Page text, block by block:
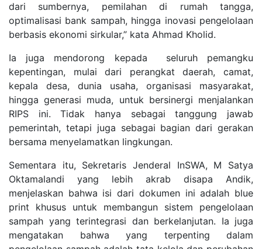
dari sumbernya, pemilahan di rumah tangga,
optimalisasi bank sampah, hingga inovasi pengelolaan
berbasis ekonomi sirkular,” kata Ahmad Kholid.
Ia juga mendorong kepada seluruh pemangku
kepentingan, mulai dari perangkat daerah, camat,
kepala desa, dunia usaha, organisasi masyarakat,
hingga generasi muda, untuk bersinergi menjalankan
RIPS ini. Tidak hanya sebagai tanggung jawab
pemerintah, tetapi juga sebagai bagian dari gerakan
bersama menyelamatkan lingkungan.
Sementara itu, Sekretaris Jenderal InSWA, M Satya
Oktamalandi yang lebih akrab disapa Andik,
menjelaskan bahwa isi dari dokumen ini adalah blue
print khusus untuk membangun sistem pengelolaan
sampah yang terintegrasi dan berkelanjutan. Ia juga
mengatakan bahwa yang terpenting dalam